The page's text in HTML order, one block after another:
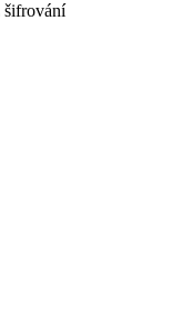
šifrování